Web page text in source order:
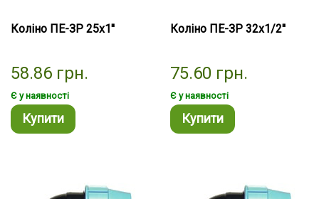
Коліно ПЕ-ЗР 25х1''
58.86 грн.
Є у наявності
Купити
Коліно ПЕ-ЗР 32х1/2''
75.60 грн.
Є у наявності
Купити